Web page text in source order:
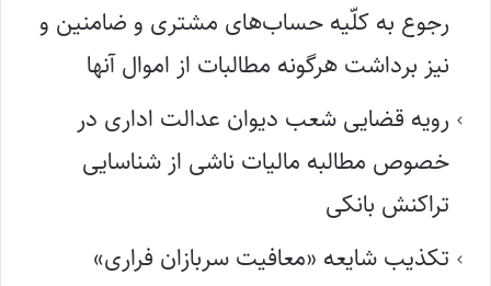
رجوع به کلّیه حساب‌های مشتری و ضامنین و
نیز برداشت هرگونه مطالبات از اموال آنها
رویه قضایی شعب دیوان عدالت اداری در
خصوص مطالبه مالیات ناشی از شناسایی
تراکنش بانکی
تکذیب شایعه «معافیت سربازان فراری»